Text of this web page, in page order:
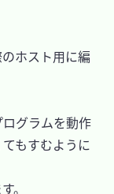
ホスト用に編
グラムを動作
もすむように
。